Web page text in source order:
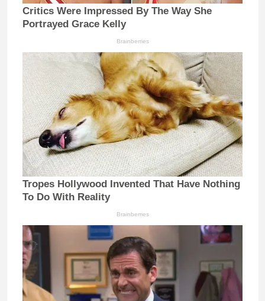
Critics Were Impressed By The Way She
Portrayed Grace Kelly
Brainberries
Tropes Hollywood Invented That Have Nothing
To Do With Reality
Brainberries